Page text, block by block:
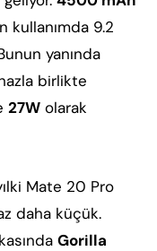
kullanımda 9.2
yanında
birlikte
27W olarak
Mate 20 Pro
daha küçük.
Gorilla